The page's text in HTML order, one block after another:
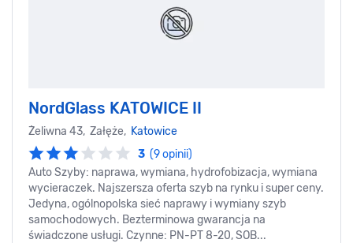
NordGlass KATOWICE II
Żeliwna 43, Załęże, Katowice
3 (9 opinii)
Auto Szyby: naprawa, wymiana, hydrofobizacja, wymiana
wycieraczek. Najszersza oferta szyb na rynku i super ceny.
Jedyna, ogólnopolska sieć naprawy i wymiany szyb
samochodowych. Bezterminowa gwarancja na
świadczone usługi. Czynne: PN-PT 8-20, SOB...